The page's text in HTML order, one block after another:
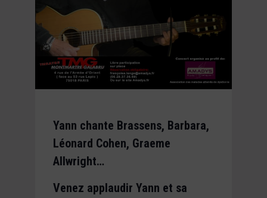
Yann chante Brassens, Barbara,
Léonard Cohen, Graeme
Allwright…
Venez applaudir Yann et sa